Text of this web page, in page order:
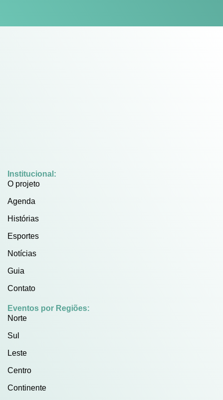
Institucional:
O projeto
Agenda
Histórias
Esportes
Notícias
Guia
Contato
Eventos por Regiões:
Norte
Sul
Leste
Centro
Continente